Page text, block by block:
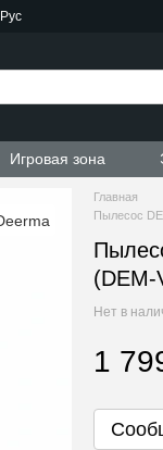
Рус
Игровая зона
Главная
Пылесос
(DEM-
Нет в
1